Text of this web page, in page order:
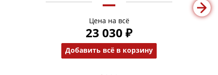
Цена на всё
23 030 ₽
Добавить всё в корзину